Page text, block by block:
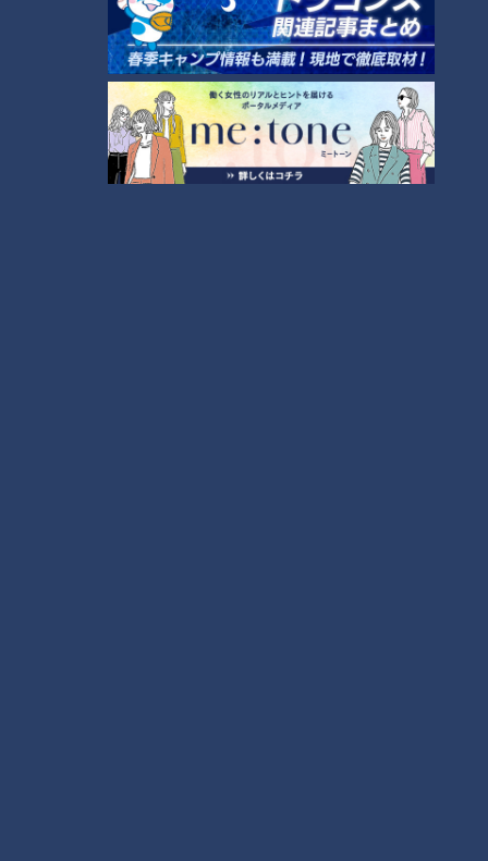
もっと見る
CBCニュース
CBC NEWS